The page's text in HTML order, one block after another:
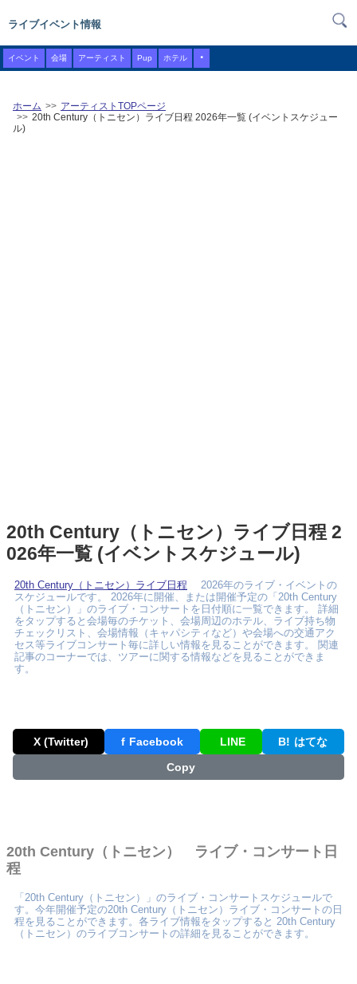
ライブイベント情報
イベント 会場 アーティスト Pup ホテル ・
ホーム
アーティストTOPページ
20th Century（トニセン）ライブ日程 2026年一覧 (イベントスケジュー
ル)
20th Century（トニセン）ライブ日程 2
026年一覧 (イベントスケジュール)
20th Century（トニセン）ライブ日程 2026年のライブ・イベントの
スケジュールです。 2026年に開催、または開催予定の「20th Century
（トニセン）」のライブ・コンサートを日付順に一覧できます。 詳細
をタップすると会場毎のチケット、会場周辺のホテル、ライブ持ち物
チェックリスト、会場情報（キャパシティなど）や会場への交通アク
セス等ライブコンサート毎に詳しい情報を見ることができます。 関連
記事のコーナーでは、ツアーに関する情報などを見ることができま
す。
X (Twitter) f Facebook LINE B! はてな
Copy
20th Century（トニセン） ライブ・コンサート日
程
「20th Century（トニセン）」のライブ・コンサートスケジュールで
す。今年開催予定の20th Century（トニセン）ライブ・コンサートの日
程を見ることができます。各ライブ情報をタップすると 20th Century
（トニセン）のライブコンサートの詳細を見ることができます。